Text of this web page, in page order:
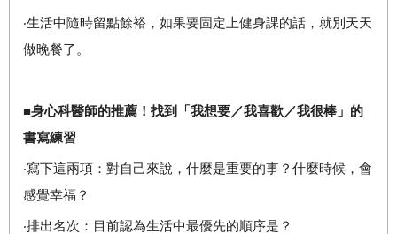
‧生活中隨時留點餘裕，如果要固定上健身課的話，就別天天
做晚餐了。
■身心科醫師的推薦！找到「我想要／我喜歡／我很棒」的
書寫練習
‧寫下這兩項：對自己來說，什麼是重要的事？什麼時候，會
感覺幸福？
‧排出名次：目前認為生活中最優先的順序是？